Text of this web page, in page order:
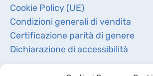
Cookie Policy (UE)
Condizioni generali di vendita
Certificazione parità di genere
Dichiarazione di accessibilità